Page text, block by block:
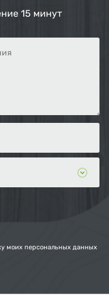
15 минут
моих персональных данных